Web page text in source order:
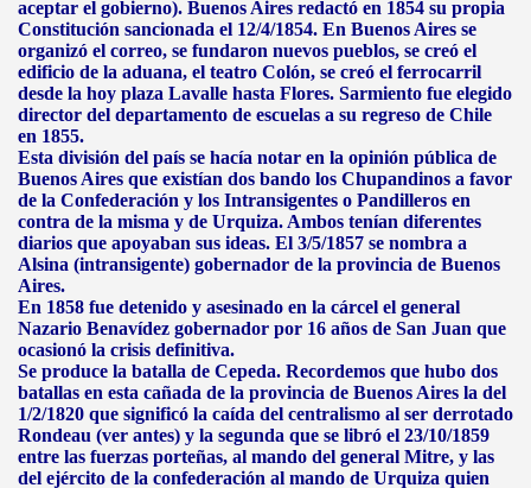
aceptar el gobierno). Buenos Aires redactó en 1854 su propia
Constitución sancionada el 12/4/1854. En Buenos Aires se
organizó el correo, se fundaron nuevos pueblos, se creó el
edificio de la aduana, el teatro Colón, se creó el ferrocarril
desde la hoy plaza Lavalle hasta Flores. Sarmiento fue elegido
director del departamento de escuelas a su regreso de Chile
en 1855.
Esta división del país se hacía notar en la opinión pública de
Buenos Aires que existían dos bando los Chupandinos a favor
de la Confederación y los Intransigentes o Pandilleros en
contra de la misma y de Urquiza. Ambos tenían diferentes
diarios que apoyaban sus ideas. El 3/5/1857 se nombra a
Alsina (intransigente) gobernador de la provincia de Buenos
Aires.
En 1858 fue detenido y asesinado en la cárcel el general
Nazario Benavídez gobernador por 16 años de San Juan que
ocasionó la crisis definitiva.
Se produce la batalla de Cepeda. Recordemos que hubo dos
batallas en esta cañada de la provincia de Buenos Aires la del
1/2/1820 que significó la caída del centralismo al ser derrotado
Rondeau (ver antes) y la segunda que se libró el 23/10/1859
entre las fuerzas porteñas, al mando del general Mitre, y las
del ejército de la confederación al mando de Urquiza quien